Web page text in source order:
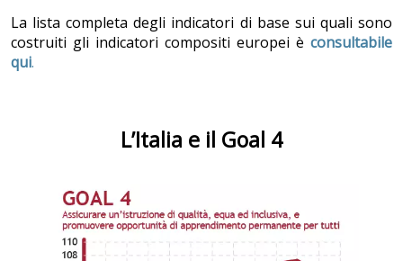
La lista completa degli indicatori di base sui quali sono
costruiti gli indicatori compositi europei è consultabile
qui.
L’Italia e il Goal 4